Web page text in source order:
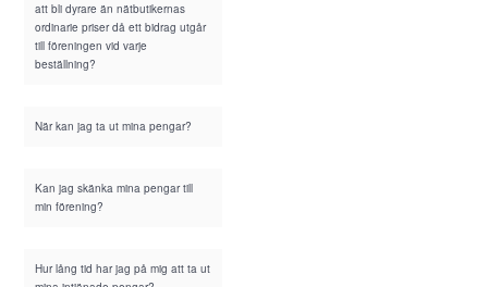
att bli dyrare än nätbutikernas
ordinarie priser då ett bidrag utgår
till föreningen vid varje
beställning?
När kan jag ta ut mina pengar?
Kan jag skänka mina pengar till
min förening?
Hur lång tid har jag på mig att ta ut